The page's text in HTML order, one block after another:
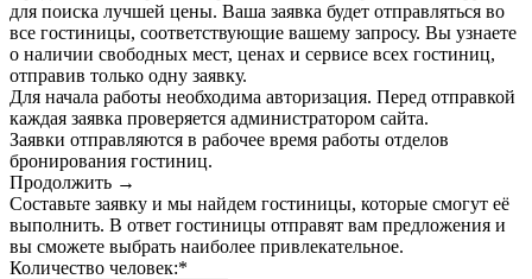
для поиска лучшей цены. Ваша заявка будет отправляться во
все гостиницы, соответствующие вашему запросу. Вы узнаете
о наличии свободных мест, ценах и сервисе всех гостиниц,
отправив только одну заявку.
Для начала работы необходима авторизация. Перед отправкой
каждая заявка проверяется администратором сайта.
Заявки отправляются в рабочее время работы отделов
бронирования гостиниц.
Продолжить →
Составьте заявку и мы найдем гостиницы, которые смогут её
выполнить. В ответ гостиницы отправят вам предложения и
вы сможете выбрать наиболее привлекательное.
Количество человек:*